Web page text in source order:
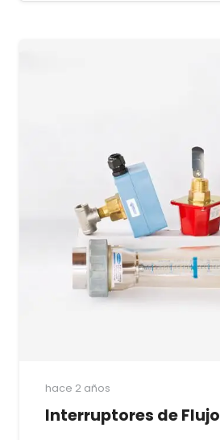
hace 2 años
Interruptores de Flujo